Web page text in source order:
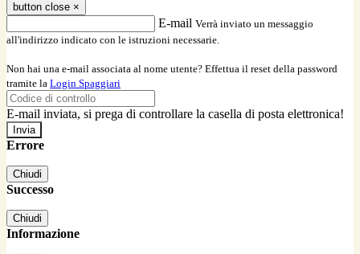
button close ×
E-mail Verrà inviato un messaggio
all'indirizzo indicato con le istruzioni necessarie.
Non hai una e-mail associata al nome utente? Effettua il reset della password
tramite la Login Spaggiari
E-mail inviata, si prega di controllare la casella di posta elettronica!
Errore
Chiudi
Successo
Chiudi
Informazione